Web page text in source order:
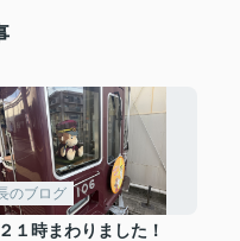
のブログ
１時まわりました！